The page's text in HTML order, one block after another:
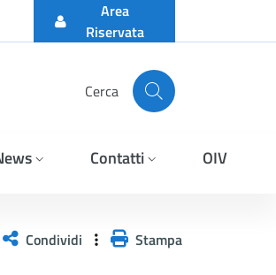
Area
Riservata
Cerca
Contatti OIV
Condividi Stampa